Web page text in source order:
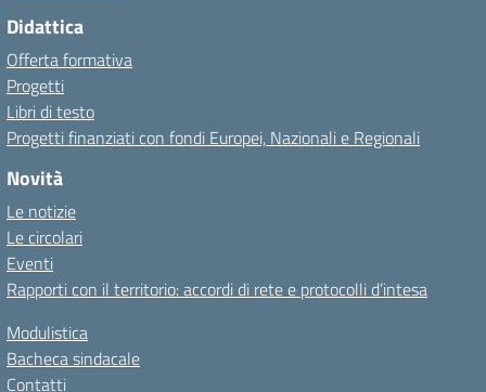
Didattica
Offerta formativa
Progetti
Libri di testo
Progetti finanziati con fondi Europei, Nazionali e Regionali
Novità
Le notizie
Le circolari
Eventi
Rapporti con il territorio: accordi di rete e protocolli d’intesa
Modulistica
Bacheca sindacale
Contatti